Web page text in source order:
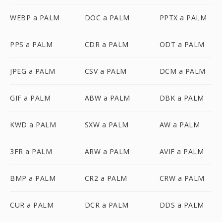
WEBP a PALM DOC a PALM PPTX a PALM
PPS a PALM CDR a PALM ODT a PALM
JPEG a PALM CSV a PALM DCM a PALM
GIF a PALM ABW a PALM DBK a PALM
KWD a PALM SXW a PALM AW a PALM
3FR a PALM ARW a PALM AVIF a PALM
BMP a PALM CR2 a PALM CRW a PALM
CUR a PALM DCR a PALM DDS a PALM